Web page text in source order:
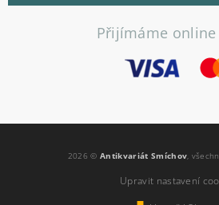
Přijímáme
2026 ©Antikvariát Smíchov ,
Upravit nastavení